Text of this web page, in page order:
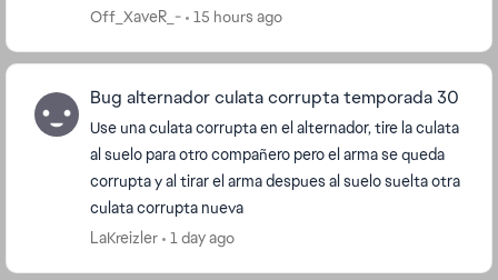
Sin embargo, no me permite adquirir dos ve...
Off_XaveR_- 15 hours ago
Bug alternador culata corrupta temporada 30
Use una culata corrupta en el alternador, tire la culata
al suelo para otro compañero pero el arma se queda
corrupta y al tirar el arma despues al suelo suelta otra
culata corrupta nueva
LaKreizler
1 day ago